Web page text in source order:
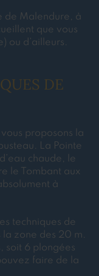
de Malendure, à
que vous
ou d’ailleurs.
DE
proposons la
La Pointe
chaude, le
le Tombant aux
à
techniques de
zone des 20 m.
soit 6 plongées
faire de la